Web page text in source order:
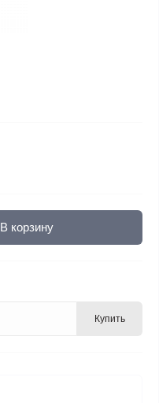
В корзину
Купить